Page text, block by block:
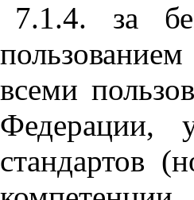
7.1.4. за
всеми
Федерации,
стандартов